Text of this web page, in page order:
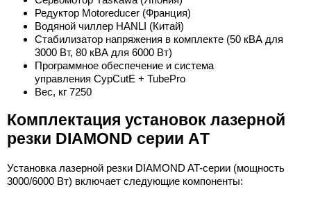
Редуктор Motoreducer (Франция)
Водяной чиллер HANLI (Китай)
Стабилизатор напряжения в комплекте (50 кВА для
3000 Вт, 80 кВА для 6000 Вт)
Программное обеспечение и система
управления CypCutE + TubePro
Вес, кг 7250
Комплектация установок лазерной
резки DIAMOND серии АT
Установка лазерной резки DIAMOND AT-серии (мощность
3000/6000 Вт) включает следующие компоненты: